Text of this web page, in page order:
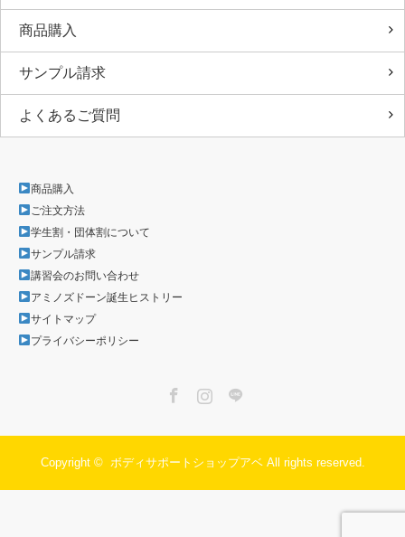
商品購入
サンプル請求
よくあるご質問
商品購入
ご注文方法
学生割・団体割について
サンプル請求
講習会のお問い合わせ
アミノズドーン誕生ヒストリー
サイトマップ
プライバシーポリシー
Copyright © ボディサポートショップアベAll rights reserved.